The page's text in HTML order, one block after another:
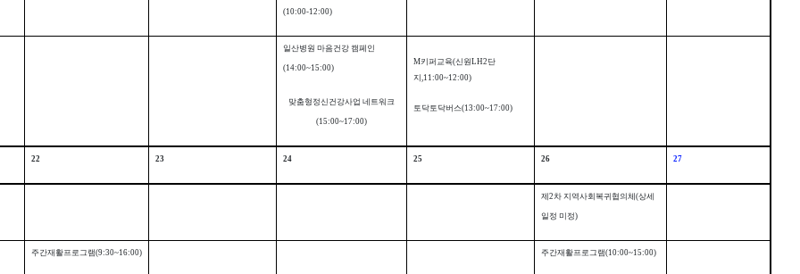
(10:00-12:00)
일산병원 마음건강 캠페인
(14:00~15:00)
맞춤형정신건강사업 네트워크
(15:00~17:00)
M키퍼교육(신원LH2 단
지,11:00~12:00)
토닥토닥버스(13:00~17:00)
22 23 24 25 26 27
제2차 지역사회복귀협의체(상세
일정 미정)
주간재활프로그램(9:30~16:00) 주간재활프로그램(10:00~15:00)